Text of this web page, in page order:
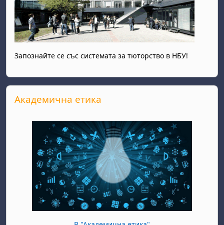
Запознайте се със системата за тюторство в НБУ!
Прескочи Академична етика
Академична етика